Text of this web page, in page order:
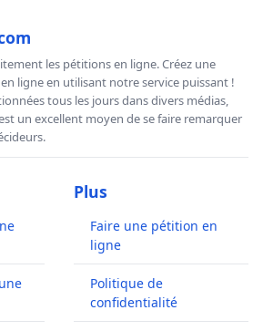
les pétitions en ligne. Créez une
ligne en utilisant notre service puissant !
tous les jours dans divers médias,
un excellent moyen de se faire remarquer
Plus
Faire une pétition en
ligne
Politique de
confidentialité